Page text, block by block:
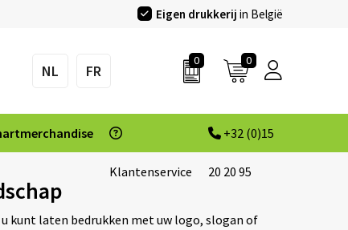
Eigen drukkerij in België
NL FR
0 0
Klantenservice
+32 (0)15
20 20 95
kunt laten bedrukken met uw logo, slogan of